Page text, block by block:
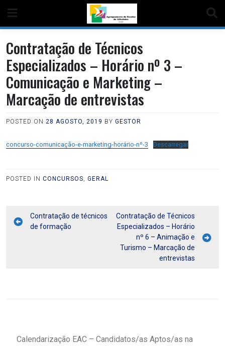
Contratação de Técnicos
Especializados – Horário nº 3 –
Comunicação e Marketing –
Marcação de entrevistas
POSTED ON 28 AGOSTO, 2019 BY GESTOR
concurso-comunicação-e-marketing-horário-nº-3 Descarregar
POSTED IN CONCURSOS, GERAL
Contratação de técnicos
de formação
Contratação de Técnicos
Especializados – Horário
nº 6 – Animação e
Turismo – Marcação de
entrevistas
Calendarização EAC – Candidatos/as Aptos/as na